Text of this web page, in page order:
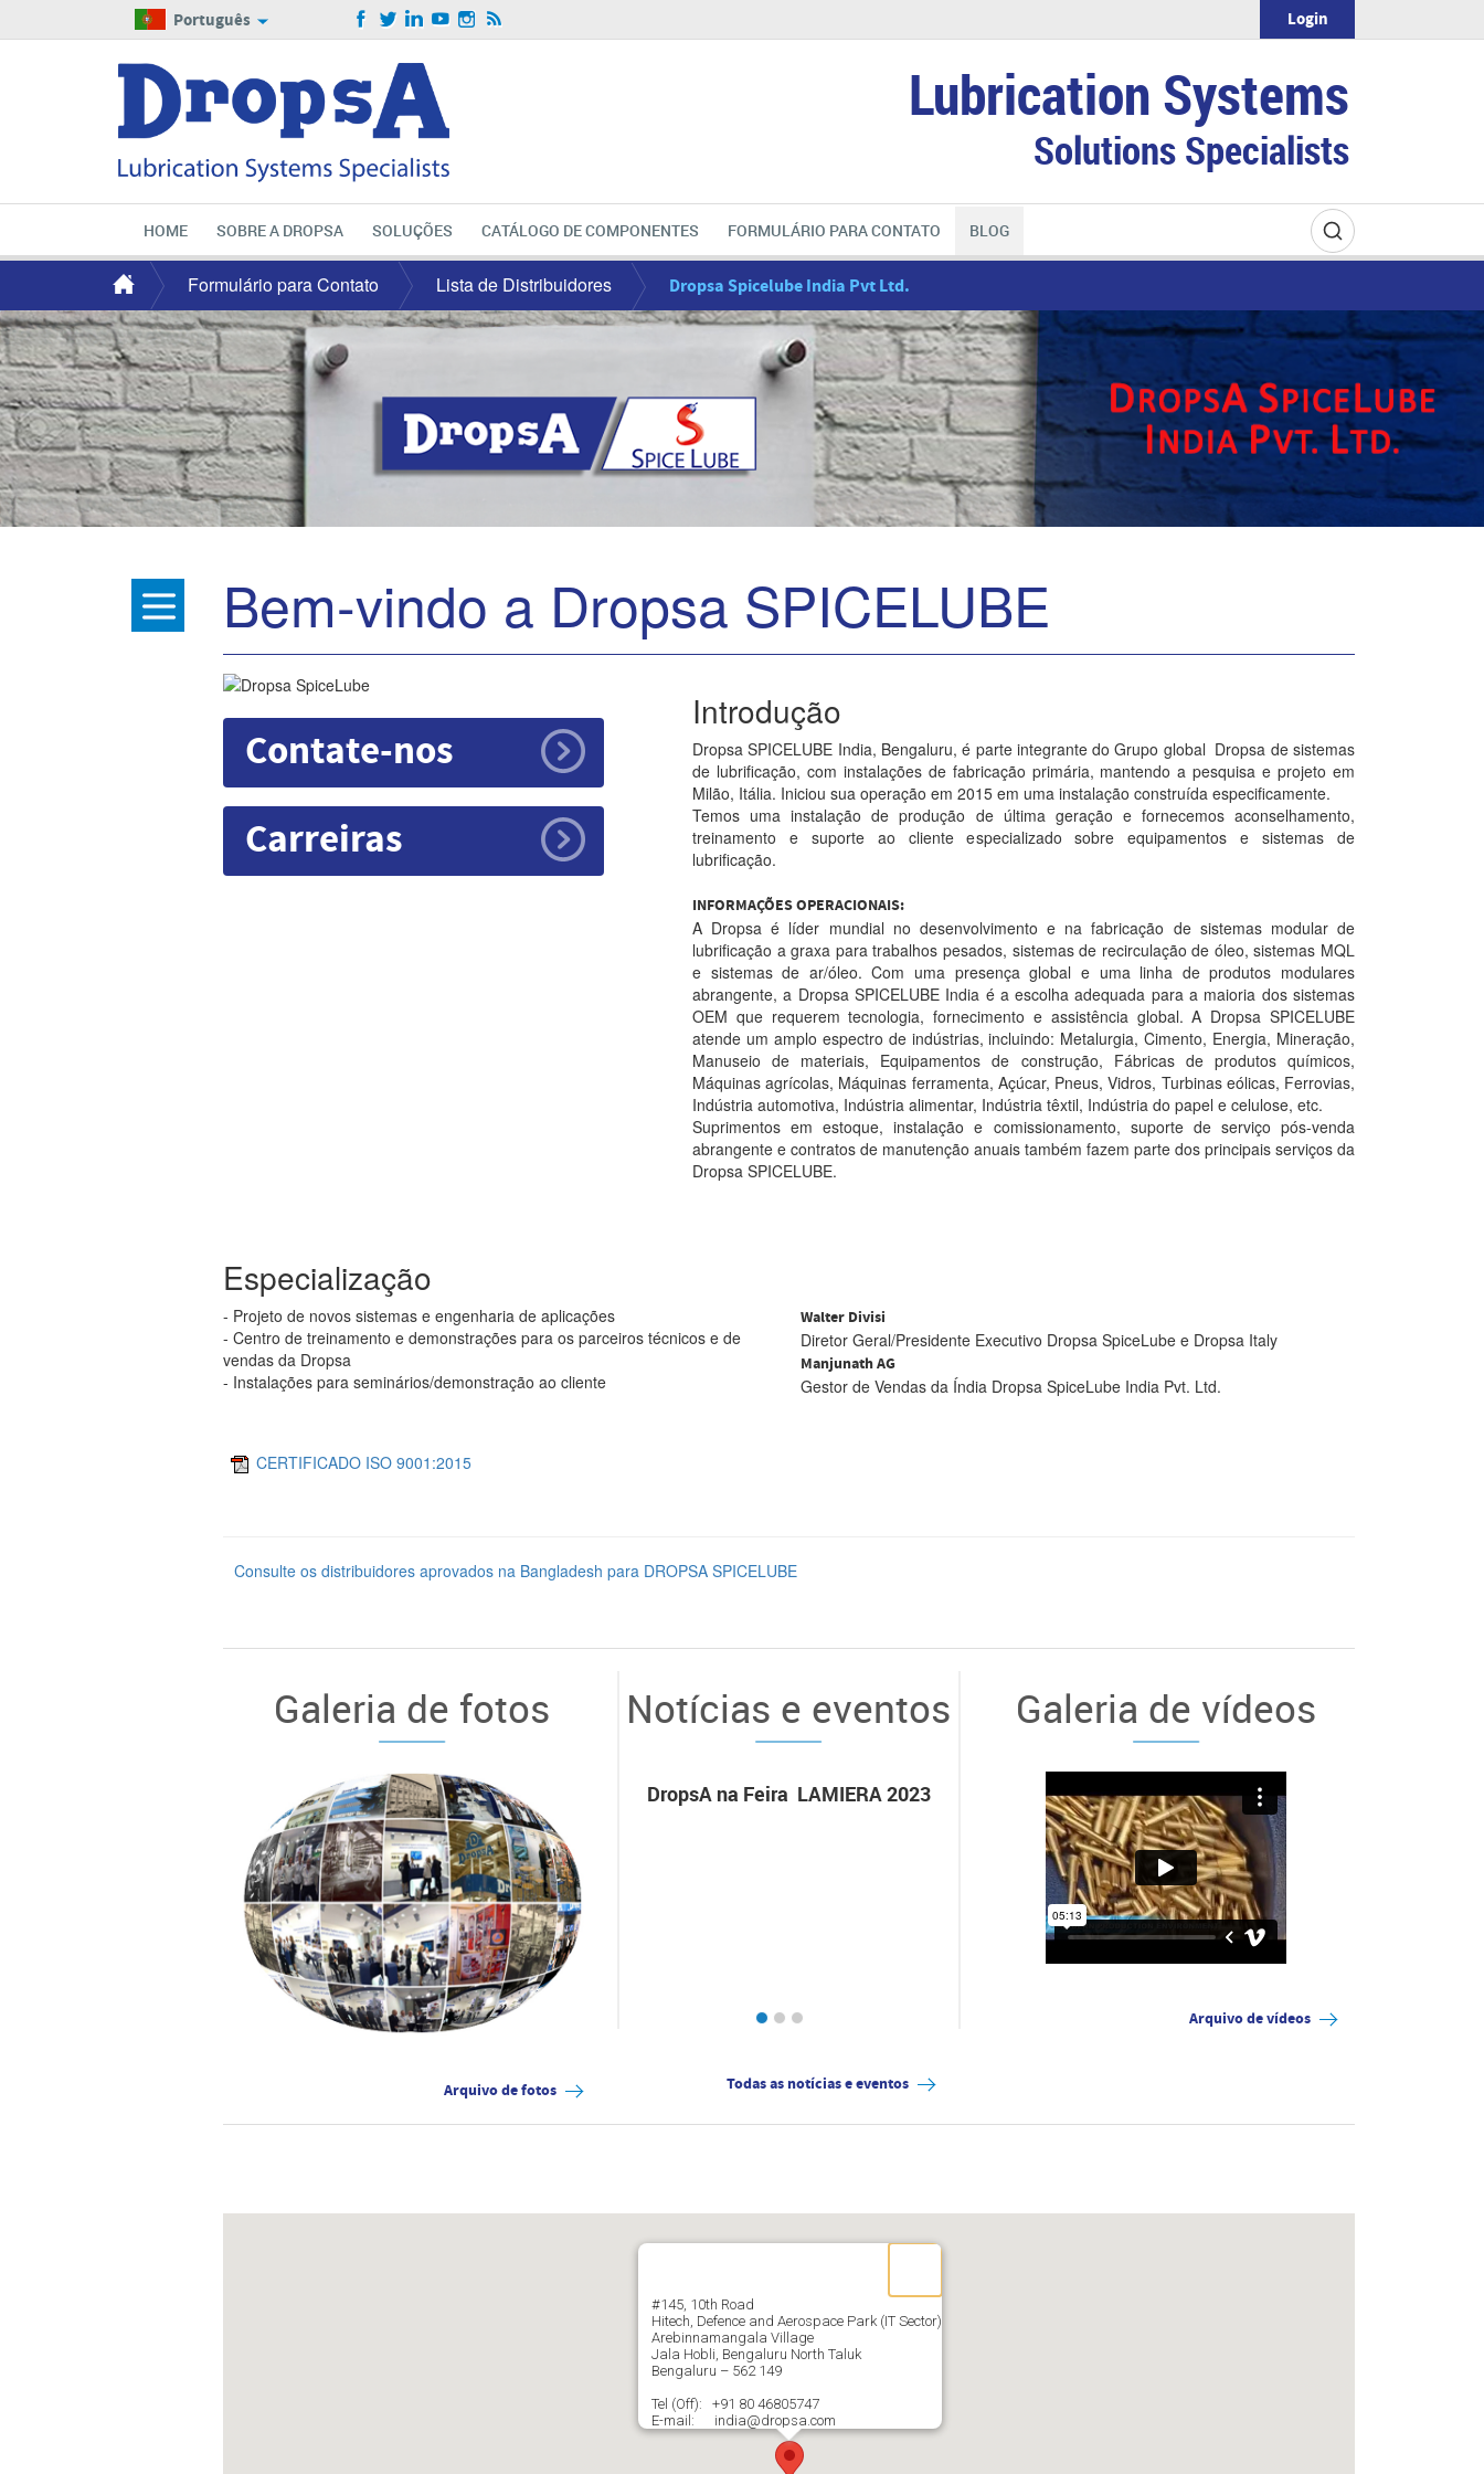
Lubrication Systems
Solutions Specialists
Português Login
HOME SOBRE A DROPSA SOLUÇÕES CATÁLOGO DE COMPONENTES FORMULÁRIO PARA CONTATO BLOG
Formulário para Contato Lista de Distribuidores Dropsa Spicelube India Pvt Ltd.
Bem-vindo a Dropsa SPICELUBE
Contate-nos
Carreiras
Introdução
Dropsa SPICELUBE India, Bengaluru, é parte integrante do Grupo global Dropsa de sistemas
de lubrificação, com instalações de fabricação primária, mantendo a pesquisa e projeto em
Milão, Itália. Iniciou sua operação em 2015 em uma instalação construída especificamente.
Temos uma instalação de produção de última geração e fornecemos aconselhamento,
treinamento e suporte ao cliente especializado sobre equipamentos e sistemas de
lubrificação.
INFORMAÇÕES OPERACIONAIS:
A Dropsa é líder mundial no desenvolvimento e na fabricação de sistemas modular de
lubrificação a graxa para trabalhos pesados, sistemas de recirculação de óleo, sistemas MQL
e sistemas de ar/óleo. Com uma presença global e uma linha de produtos modulares
abrangente, a Dropsa SPICELUBE India é a escolha adequada para a maioria dos sistemas
OEM que requerem tecnologia, fornecimento e assistência global. A Dropsa SPICELUBE
atende um amplo espectro de indústrias, incluindo: Metalurgia, Cimento, Energia, Mineração,
Manuseio de materiais, Equipamentos de construção, Fábricas de produtos químicos,
Máquinas agrícolas, Máquinas ferramenta, Açúcar, Pneus, Vidros, Turbinas eólicas, Ferrovias,
Indústria automotiva, Indústria alimentar, Indústria têxtil, Indústria do papel e celulose, etc.
Suprimentos em estoque, instalação e comissionamento, suporte de serviço pós-venda
abrangente e contratos de manutenção anuais também fazem parte dos principais serviços da
Dropsa SPICELUBE.
Especialização
- Projeto de novos sistemas e engenharia de aplicações
- Centro de treinamento e demonstrações para os parceiros técnicos e de
vendas da Dropsa
- Instalações para seminários/demonstração ao cliente
Walter Divisi
Diretor Geral/Presidente Executivo Dropsa SpiceLube e Dropsa Italy
Manjunath AG
Gestor de Vendas da Índia Dropsa SpiceLube India Pvt. Ltd.
CERTIFICADO ISO 9001:2015
Consulte os distribuidores aprovados na Bangladesh para DROPSA SPICELUBE
Galeria de fotos
Arquivo de fotos
Notícias e eventos
DropsA na Feira LAMIERA 2023 DropsA na Feira MECSPE 2023
Todas as notícias e eventos
Galeria de vídeos
Arquivo de vídeos
#145, 10th Road
Hitech, Defence and Aerospace Park (IT Sector)
Arebinnamangala Village
Jala Hobli, Bengaluru North Taluk
Bengaluru – 562 149
Tel (Off): +91 80 46805747
E-mail: india@dropsa.com